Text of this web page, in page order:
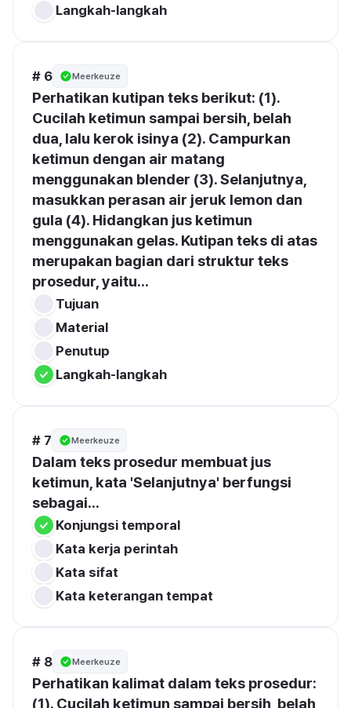
Langkah-langkah
# 6 Meerkeuze
Perhatikan kutipan teks berikut: (1).
Cucilah ketimun sampai bersih, belah
dua, lalu kerok isinya (2). Campurkan
ketimun dengan air matang
menggunakan blender (3). Selanjutnya,
masukkan perasan air jeruk lemon dan
gula (4). Hidangkan jus ketimun
menggunakan gelas. Kutipan teks di atas
merupakan bagian dari struktur teks
prosedur, yaitu...
Tujuan
Material
Penutup
Langkah-langkah
# 7 Meerkeuze
Dalam teks prosedur membuat jus
ketimun, kata 'Selanjutnya' berfungsi
sebagai...
Konjungsi temporal
Kata kerja perintah
Kata sifat
Kata keterangan tempat
# 8 Meerkeuze
Perhatikan kalimat dalam teks prosedur:
(1). Cucilah ketimun sampai bersih, belah